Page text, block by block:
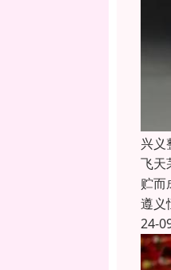
兴义
飞天
贮而
遵义
24-